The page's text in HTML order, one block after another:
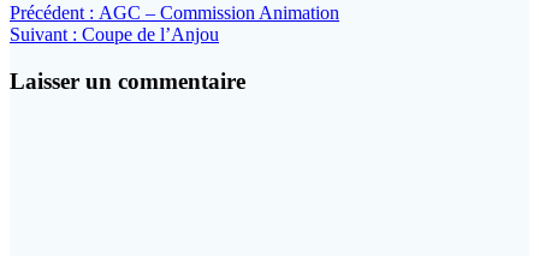
Navigation
de
l’article
Précédent : Article
précédent
AGC – Commission Animation
Suivant : Article
Coupe de l’Anjou
Laisser un commentaire